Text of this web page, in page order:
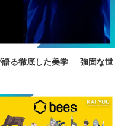
る徹底した美学──強固な世